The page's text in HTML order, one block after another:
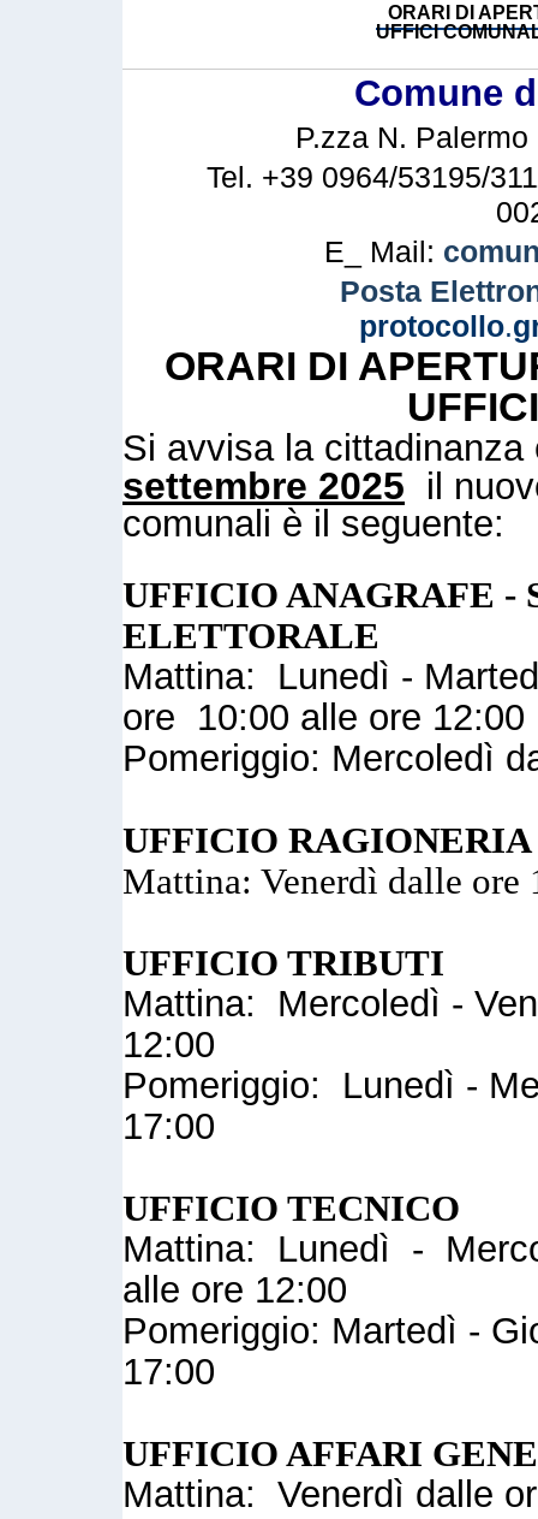
ORARI DI
UFFICI
Comune
P.zza N.
Tel. +39 0964/53195/
E_ Mail:
Posta
protocollo.
ORARI DI
Si avvisa la
settembre 2025 il
comunali è il seguente:
UFFICIO ANAGRAFE -
ELETTORALE
Mattina: Lunedì -
ore 10:00 alle ore 12:00
Pomeriggio: Mercoledì
UFFICIO RAGIONERIA
Mattina: Venerdì dalle ore
UFFICIO TRIBUTI
Mattina: Mercoledì -
12:00
Pomeriggio: Lunedì -
17:00
UFFICIO TECNICO
Mattina: Lunedì -
alle ore 12:00
Pomeriggio: Martedì -
17:00
UFFICIO AFFARI
Mattina: Venerdì dalle